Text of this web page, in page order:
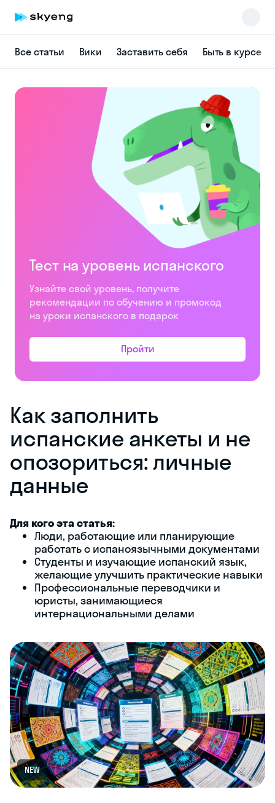
Все статьи Вики Заставить себя Быть в курсе
Тест на уровень испанского
Узнайте свой уровень, получите
рекомендации по обучению и промокод
на уроки испанского в подарок
Пройти
Как заполнить
испанские анкеты и не
опозориться: личные
данные
Для кого эта статья:
Люди, работающие или планирующие
работать с испаноязычными документами
Студенты и изучающие испанский язык,
желающие улучшить практические навыки
Профессиональные переводчики и
юристы, занимающиеся
интернациональными делами
NEW